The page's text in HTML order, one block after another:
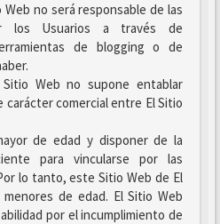
no será responsable de las
los Usuarios a través de
de blogging o de
Web no supone entablar
comercial entre El Sitio
de edad y disponer de la
para vincularse por las
lo tanto, este Sitio Web de El
de edad. El Sitio Web
por el incumplimiento de